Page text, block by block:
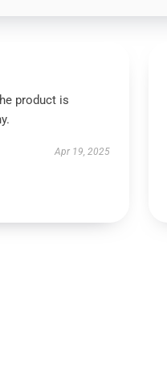
product is
Apr 19, 2025